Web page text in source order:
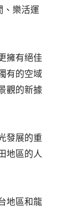
、樂活運
擁有絕佳
有的空域
觀的新據
發展的重
地區的人
地區和龍